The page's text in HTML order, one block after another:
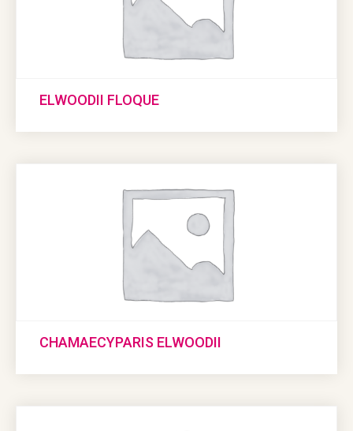
ELWOODII FLOQUE
CHAMAECYPARIS ELWOODII